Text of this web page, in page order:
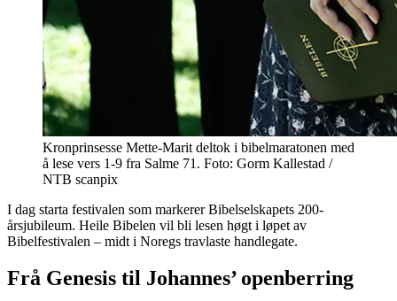
Kronprinsesse Mette-Marit deltok i bibelmaratonen med
å lese vers 1-9 fra Salme 71. Foto: Gorm Kallestad /
NTB scanpix
I dag starta festivalen som markerer Bibelselskapets 200-
årsjubileum. Heile Bibelen vil bli lesen høgt i løpet av
Bibelfestivalen – midt i Noregs travlaste handlegate.
Frå Genesis til Johannes’ openberring